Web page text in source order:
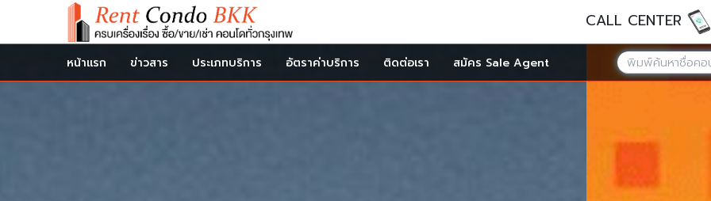
CALL CENTER
หน้าแรก ข่าวสาร ประเภทบริการ อัตราค่าบริการ ติดต่อเรา สมัคร Sale Agent